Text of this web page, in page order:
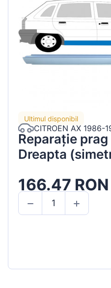
Ultimul disponibil
CITROEN AX 1986-
Reparație
Dreapta
166.47 RON